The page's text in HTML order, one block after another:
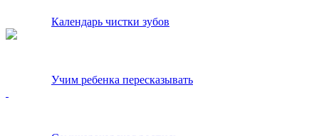
Календарь чистки зубов
Учим ребенка пересказывать